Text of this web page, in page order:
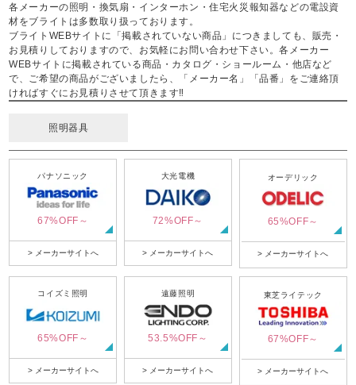
各メーカーの照明・換気扇・インターホン・住宅火災報知器などの電設資
材をブライトは多数取り扱っております。
ブライトWEBサイトに「掲載されていない商品」につきましても、販売・
お見積りしておりますので、お気軽にお問い合わせ下さい。各メーカー
WEBサイトに掲載されている商品・カタログ・ショールーム・他店など
で、ご希望の商品がございましたら、「メーカー名」「品番」をご連絡頂
ければすぐにお見積りさせて頂きます‼
照明器具
パナソニック
67%OFF～
> メーカーサイトへ
大光電機
72%OFF～
> メーカーサイトへ
オーデリック
65%OFF～
> メーカーサイトへ
コイズミ照明
65%OFF～
> メーカーサイトへ
遠藤照明
53.5%OFF～
> メーカーサイトへ
東芝ライテック
67%OFF～
> メーカーサイトへ